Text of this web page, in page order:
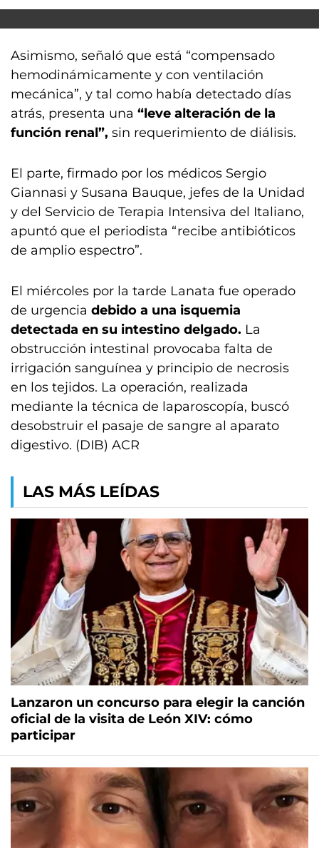
Asimismo, señaló que está “compensado
hemodinámicamente y con ventilación
mecánica”, y tal como había detectado días
atrás, presenta una “leve alteración de la
función renal”, sin requerimiento de diálisis.
El parte, firmado por los médicos Sergio
Giannasi y Susana Bauque, jefes de la Unidad
y del Servicio de Terapia Intensiva del Italiano,
apuntó que el periodista “recibe antibióticos
de amplio espectro”.
El miércoles por la tarde Lanata fue operado
de urgencia debido a una isquemia
detectada en su intestino delgado. La
obstrucción intestinal provocaba falta de
irrigación sanguínea y principio de necrosis
en los tejidos. La operación, realizada
mediante la técnica de laparoscopía, buscó
desobstruir el pasaje de sangre al aparato
digestivo. (DIB) ACR
LAS MÁS LEÍDAS
Lanzaron un concurso para elegir la canción
oficial de la visita de León XIV: cómo
participar